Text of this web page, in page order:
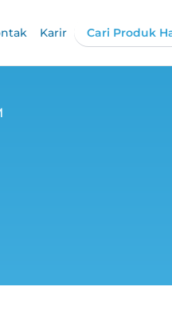
Karir Cari Produk